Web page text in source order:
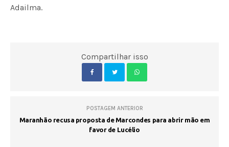
Adailma.
Compartilhar isso
POSTAGEM ANTERIOR
Maranhão recusa proposta de Marcondes para abrir mão em
favor de Lucélio